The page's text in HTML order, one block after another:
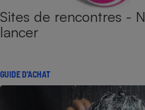
Sites de rencontres -
lancer
GUIDE D'ACHAT